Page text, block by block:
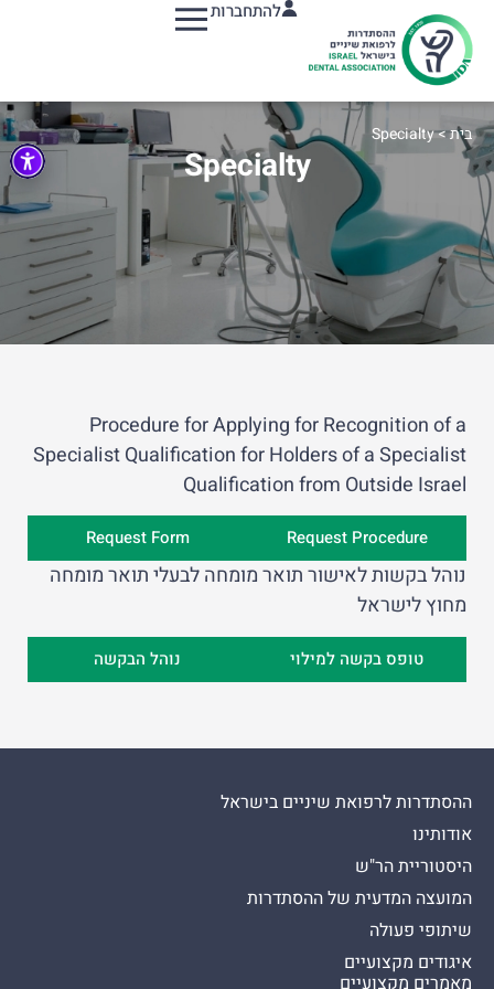
להתחברות
בית>
Specialty
Specialty
Procedure for Applying for Recognition of a
Specialist Qualification for Holders of a Specialist
Qualification from Outside Israel
Request Form Request Procedure
נוהל בקשות לאישור תואר מומחה לבעלי תואר מומחה
מחוץ לישראל
טופס בקשה למילוי נוהל הבקשה
ההסתדרות לרפואת שיניים בישראל
אודותינו
היסטוריית הר"ש
המועצה המדעית של ההסתדרות
שיתופי פעולה
איגודים מקצועיים
מאמרים מקצועיים